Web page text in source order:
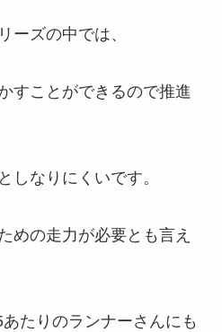
ーズの中では、
すことができるので推進
しなりにくいです。
めの走力が必要とも言え
たりのランナーさんにも